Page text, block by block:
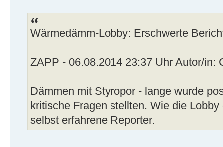
Wärmedämm-Lobby: Erschwerte
ZAPP - 06.08.2014 23:37 Uhr Autor/in:
Dämmen mit Styropor - lange wurde
kritische Fragen stellten. Wie die
selbst erfahrene Reporter.